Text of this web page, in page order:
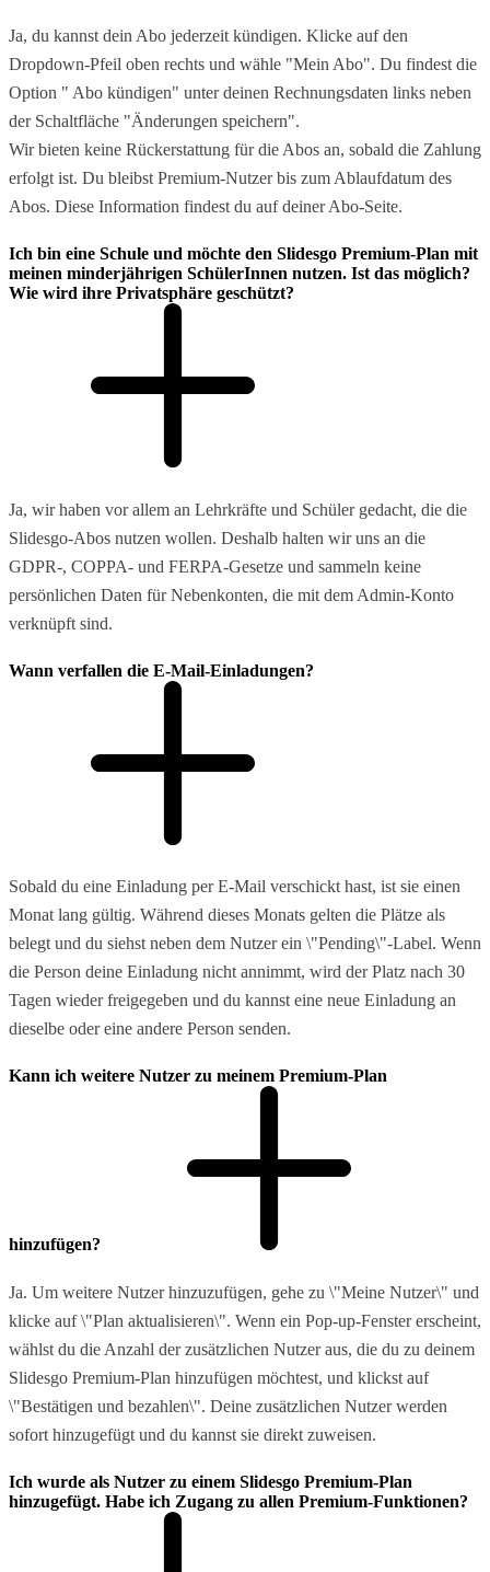
Ja, du kannst dein Abo jederzeit kündigen. Klicke auf den
Dropdown-Pfeil oben rechts und wähle "Mein Abo". Du findest die
Option " Abo kündigen" unter deinen Rechnungsdaten links neben
der Schaltfläche "Änderungen speichern".
Wir bieten keine Rückerstattung für die Abos an, sobald die Zahlung
erfolgt ist. Du bleibst Premium-Nutzer bis zum Ablaufdatum des
Abos. Diese Information findest du auf deiner Abo-Seite.
Ich bin eine Schule und möchte den Slidesgo Premium-Plan mit
meinen minderjährigen SchülerInnen nutzen. Ist das möglich?
Wie wird ihre Privatsphäre geschützt?
Ja, wir haben vor allem an Lehrkräfte und Schüler gedacht, die die
Slidesgo-Abos nutzen wollen. Deshalb halten wir uns an die
GDPR-, COPPA- und FERPA-Gesetze und sammeln keine
persönlichen Daten für Nebenkonten, die mit dem Admin-Konto
verknüpft sind.
Wann verfallen die E-Mail-Einladungen?
Sobald du eine Einladung per E-Mail verschickt hast, ist sie einen
Monat lang gültig. Während dieses Monats gelten die Plätze als
belegt und du siehst neben dem Nutzer ein \"Pending\"-Label. Wenn
die Person deine Einladung nicht annimmt, wird der Platz nach 30
Tagen wieder freigegeben und du kannst eine neue Einladung an
dieselbe oder eine andere Person senden.
Kann ich weitere Nutzer zu meinem Premium-Plan
hinzufügen?
Ja. Um weitere Nutzer hinzuzufügen, gehe zu \"Meine Nutzer\" und
klicke auf \"Plan aktualisieren\". Wenn ein Pop-up-Fenster erscheint,
wählst du die Anzahl der zusätzlichen Nutzer aus, die du zu deinem
Slidesgo Premium-Plan hinzufügen möchtest, und klickst auf
\"Bestätigen und bezahlen\". Deine zusätzlichen Nutzer werden
sofort hinzugefügt und du kannst sie direkt zuweisen.
Ich wurde als Nutzer zu einem Slidesgo Premium-Plan
hinzugefügt. Habe ich Zugang zu allen Premium-Funktionen?